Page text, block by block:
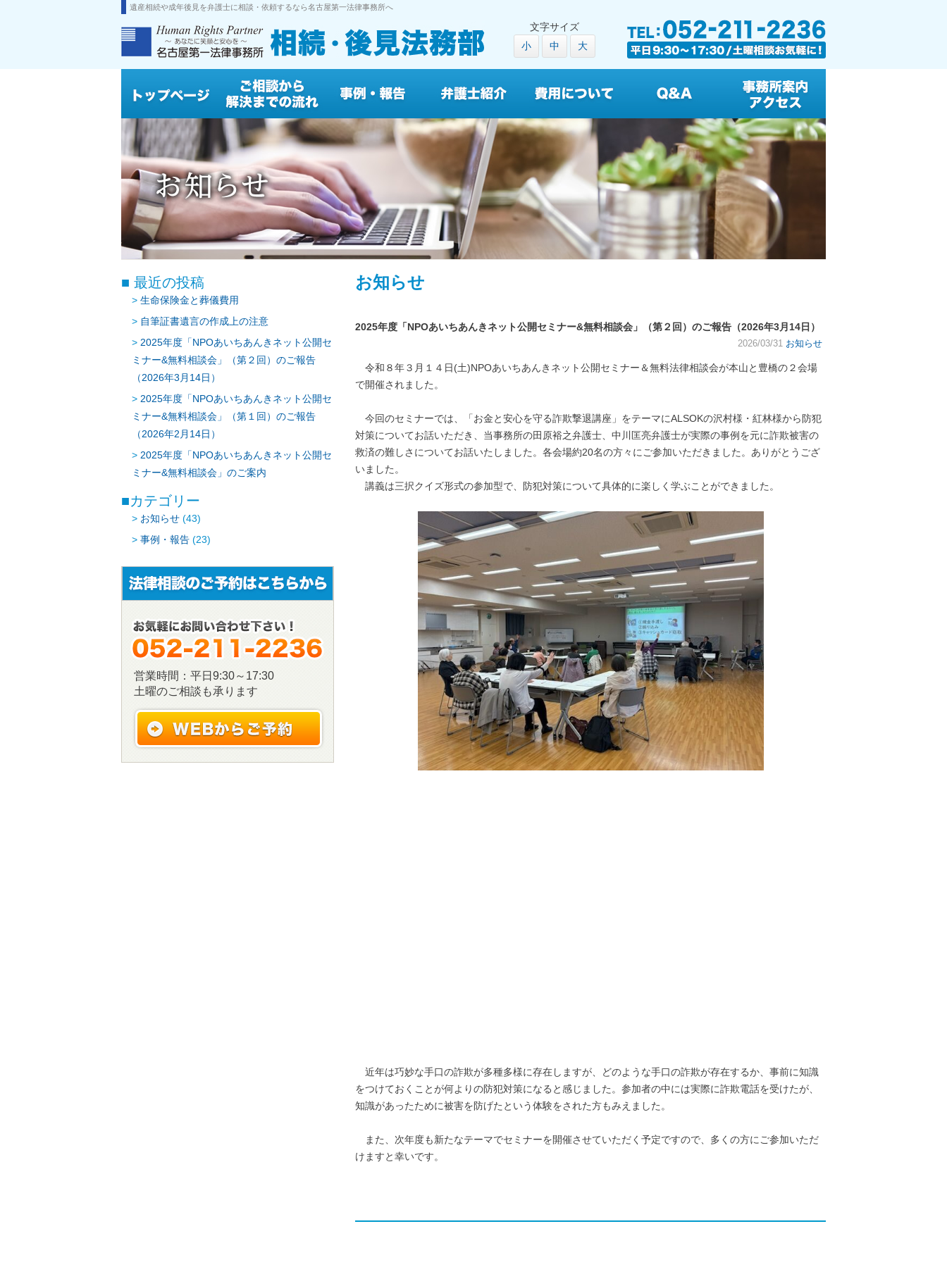
遺産相続や成年後見を弁護士に相談・依頼するなら名古屋第一法律事務所へ
文字サイズ
小
中 大
お知らせ
2025年度「NPOあいちあんきネット公開セミナー&無料相談会」（第２回）のご報告（2026年3月14日）
2026/03/31 お知らせ
令和８年３月１４日(土)NPOあいちあんきネット公開セミナー＆無料法律相談会が本山と豊橋の２会場
で開催されました。
今回のセミナーでは、「お金と安心を守る詐欺撃退講座」をテーマにALSOKの沢村様・紅林様から防犯
対策についてお話いただき、当事務所の田原裕之弁護士、中川匡亮弁護士が実際の事例を元に詐欺被害の
救済の難しさについてお話いたしました。各会場約20名の方々にご参加いただきました。ありがとうござ
いました。
講義は三択クイズ形式の参加型で、防犯対策について具体的に楽しく学ぶことができました。
近年は巧妙な手口の詐欺が多種多様に存在しますが、どのような手口の詐欺が存在するか、事前に知識
をつけておくことが何よりの防犯対策になると感じました。参加者の中には実際に詐欺電話を受けたが、
知識があったために被害を防げたという体験をされた方もみえました。
また、次年度も新たなテーマでセミナーを開催させていただく予定ですので、多くの方にご参加いただ
けますと幸いです。
最近の投稿
生命保険金と葬儀費用
自筆証書遺言の作成上の注意
2025年度「NPOあいちあんきネット公開セ
ミナー&無料相談会」（第２回）のご報告
（2026年3月14日）
2025年度「NPOあいちあんきネット公開セ
ミナー&無料相談会」（第１回）のご報告
（2026年2月14日）
2025年度「NPOあいちあんきネット公開セ
ミナー&無料相談会」のご案内
カテゴリー
お知らせ (43)
事例・報告 (23)
営業時間：平日9:30～17:30
土曜のご相談も承ります